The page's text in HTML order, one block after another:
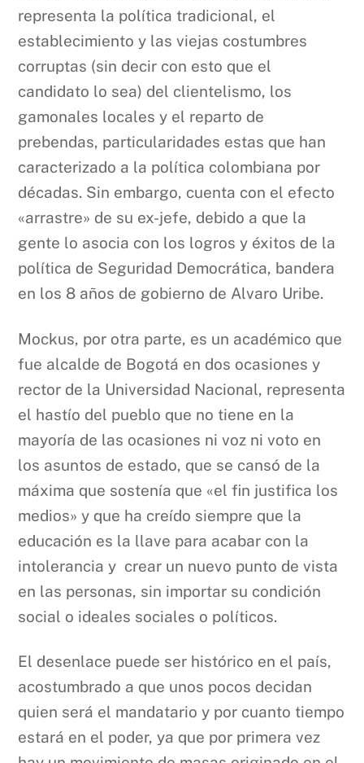
representa la política tradicional, el
establecimiento y las viejas costumbres
corruptas (sin decir con esto que el
candidato lo sea) del clientelismo, los
gamonales locales y el reparto de
prebendas, particularidades estas que han
caracterizado a la política colombiana por
décadas. Sin embargo, cuenta con el efecto
«arrastre» de su ex-jefe, debido a que la
gente lo asocia con los logros y éxitos de la
política de Seguridad Democrática, bandera
en los 8 años de gobierno de Alvaro Uribe.
Mockus, por otra parte, es un académico que
fue alcalde de Bogotá en dos ocasiones y
rector de la Universidad Nacional, representa
el hastío del pueblo que no tiene en la
mayoría de las ocasiones ni voz ni voto en
los asuntos de estado, que se cansó de la
máxima que sostenía que «el fin justifica los
medios» y que ha creído siempre que la
educación es la llave para acabar con la
intolerancia y crear un nuevo punto de vista
en las personas, sin importar su condición
social o ideales sociales o políticos.
El desenlace puede ser histórico en el país,
acostumbrado a que unos pocos decidan
quien será el mandatario y por cuanto tiempo
estará en el poder, ya que por primera vez